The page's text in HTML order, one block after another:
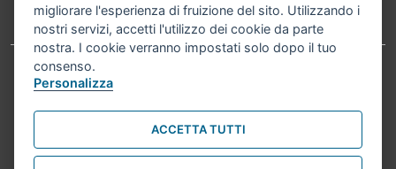
Telefono:051203040
Accessibilità Carta dei valori
Informativa sul trattamento dei dati personali Note legali
© Comune di Bologna 2026. Tutti i diritti riservati.
migliorare l'esperienza di fruizione del sito. Utilizzando i
nostri servizi, accetti l'utilizzo dei cookie da parte
nostra. I cookie verranno impostati solo dopo il tuo
consenso.
Personalizza
ACCETTA TUTTI